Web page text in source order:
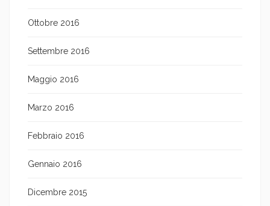
Ottobre 2016
Settembre 2016
Maggio 2016
Marzo 2016
Febbraio 2016
Gennaio 2016
Dicembre 2015